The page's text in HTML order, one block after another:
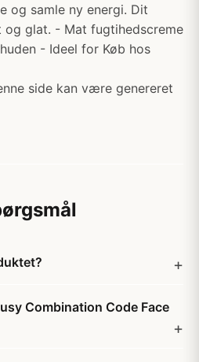
og samle ny energi. Dit
glat. - Mat fugtihedscreme
- Ideel for Køb hos
side kan være genereret
Combination Code Face